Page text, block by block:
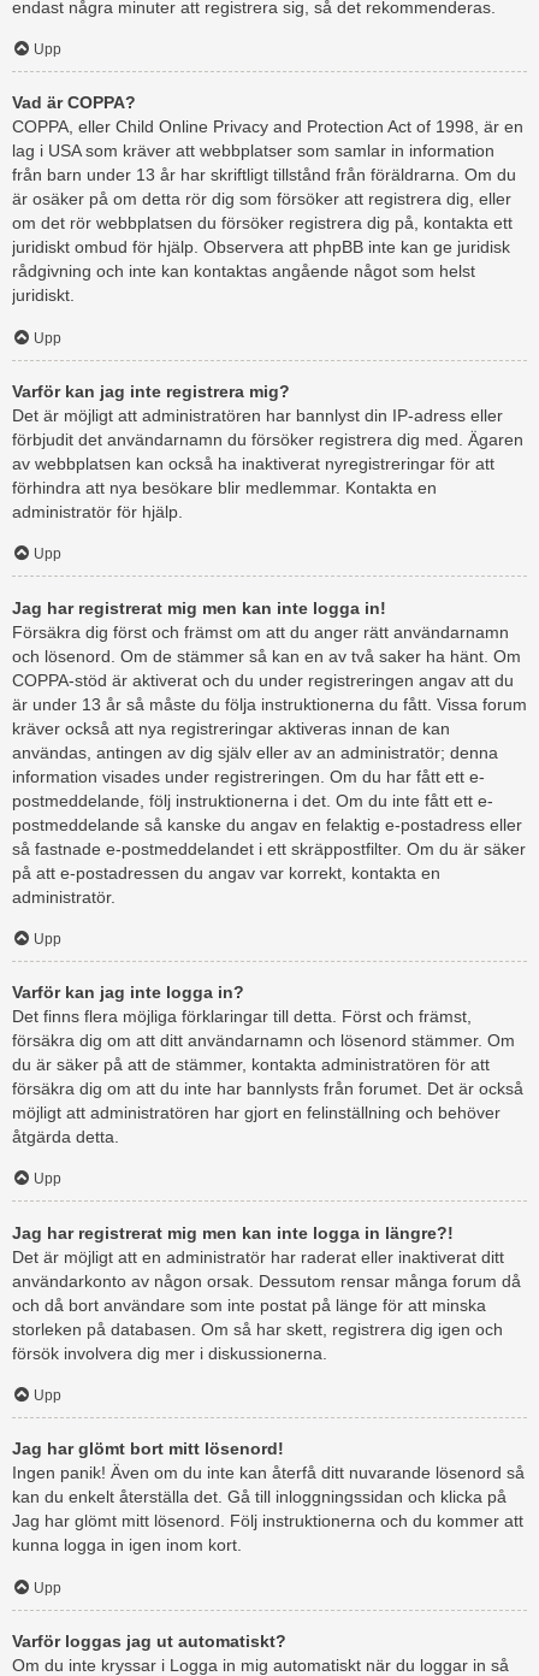
endast några minuter att registrera sig, så det rekommenderas.
Upp
Vad är COPPA?
COPPA, eller Child Online Privacy and Protection Act of 1998, är en
lag i USA som kräver att webbplatser som samlar in information
från barn under 13 år har skriftligt tillstånd från föräldrarna. Om du
är osäker på om detta rör dig som försöker att registrera dig, eller
om det rör webbplatsen du försöker registrera dig på, kontakta ett
juridiskt ombud för hjälp. Observera att phpBB inte kan ge juridisk
rådgivning och inte kan kontaktas angående något som helst
juridiskt.
Upp
Varför kan jag inte registrera mig?
Det är möjligt att administratören har bannlyst din IP-adress eller
förbjudit det användarnamn du försöker registrera dig med. Ägaren
av webbplatsen kan också ha inaktiverat nyregistreringar för att
förhindra att nya besökare blir medlemmar. Kontakta en
administratör för hjälp.
Upp
Jag har registrerat mig men kan inte logga in!
Försäkra dig först och främst om att du anger rätt användarnamn
och lösenord. Om de stämmer så kan en av två saker ha hänt. Om
COPPA-stöd är aktiverat och du under registreringen angav att du
är under 13 år så måste du följa instruktionerna du fått. Vissa forum
kräver också att nya registreringar aktiveras innan de kan
användas, antingen av dig själv eller av an administratör; denna
information visades under registreringen. Om du har fått ett e-
postmeddelande, följ instruktionerna i det. Om du inte fått ett e-
postmeddelande så kanske du angav en felaktig e-postadress eller
så fastnade e-postmeddelandet i ett skräppostfilter. Om du är säker
på att e-postadressen du angav var korrekt, kontakta en
administratör.
Upp
Varför kan jag inte logga in?
Det finns flera möjliga förklaringar till detta. Först och främst,
försäkra dig om att ditt användarnamn och lösenord stämmer. Om
du är säker på att de stämmer, kontakta administratören för att
försäkra dig om att du inte har bannlysts från forumet. Det är också
möjligt att administratören har gjort en felinställning och behöver
åtgärda detta.
Upp
Jag har registrerat mig men kan inte logga in längre?!
Det är möjligt att en administratör har raderat eller inaktiverat ditt
användarkonto av någon orsak. Dessutom rensar många forum då
och då bort användare som inte postat på länge för att minska
storleken på databasen. Om så har skett, registrera dig igen och
försök involvera dig mer i diskussionerna.
Upp
Jag har glömt bort mitt lösenord!
Ingen panik! Även om du inte kan återfå ditt nuvarande lösenord så
kan du enkelt återställa det. Gå till inloggningssidan och klicka på
Jag har glömt mitt lösenord. Följ instruktionerna och du kommer att
kunna logga in igen inom kort.
Upp
Varför loggas jag ut automatiskt?
Om du inte kryssar i Logga in mig automatiskt när du loggar in så